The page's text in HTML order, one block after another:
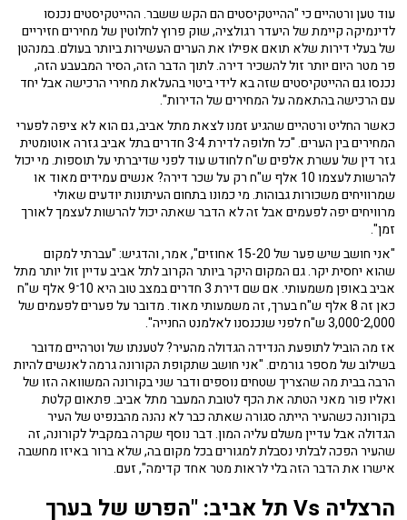
עוד טען ורטהיים כי "ההייטקיסטים הם הקש ששבר. ההייטקיסטים נכנסו
לדינמיקה קיימת של היעדר רגולציה, שוק פרוץ לחלוטין של מחירים חזיריים
של בעלי דירות שלא תואם אפילו את הערים העשירות ביותר בעולם. במנהטן
פר מטר היום יותר זול להשכיר דירה. לתוך הדבר הזה, הסיר המבעבע הזה,
נכנסו גם ההייטקיסטים שזה בא לידי ביטוי בהעלאת מחירי הרכישה אבל יחד
עם הרכישה בהתאמה על המחירים של הדירות".
כאשר החליט ורטהיים שהגיע זמנו לצאת מתל אביב, גם הוא לא ציפה לפערי
המחירים בין הערים. "כל חלופה לדירת 4־3 חדרים בתל אביב גזרה אוטומטית
גזר דין של עשרת אלפים ש"ח לחודש עוד לפני שדיברתי על תוספות. מי יכול
להרשות לעצמו 10 אלף ש"ח רק על שכר דירה? אנשים עמידים מאוד או
שמרוויחים משכורות גבוהות. מי כמונו בתחום העיתונות יודעים שאולי
מרוויחים יפה לפעמים אבל זה לא הדבר שאתה יכול להרשות לעצמך לאורך
זמן".
"אני חושב שיש פער של 15-20 אחוזים", אמר, והדגיש: "עברתי למקום
שהוא יחסית יקר. גם המקום היקר ביותר הקרוב לתל אביב עדיין זול יותר מתל
אביב באופן משמעותי. אם שם דירת 3 חדרים במצב טוב היא 10־9 אלף ש"ח
כאן זה 8 אלף ש"ח בערך, זה משמעותי מאוד. מדובר על פערים לפעמים של
2,000־3,000 ש"ח לפני שנכנסנו לאלמנט החנייה".
אז מה הוביל לתופעת הנדידה הגדולה מהעיר? לטענתו של וטרהיים מדובר
בשילוב של מספר גורמים. "אני חושב שתקופת הקורונה גרמה לאנשים להיות
הרבה בבית מה שהצריך שטחים נוספים ודבר שני בקורונה המשוואה הזו של
ואליו פור מאני הטתה את הכף לטובת המעבר מתל אביב. פתאום קלטת
בקורונה כשהעיר הייתה סגורה שאתה כבר לא נהנה מהבנפיט של העיר
הגדולה אבל עדיין משלם עליה המון. דבר נוסף שקרה במקביל לקורונה, זה
שהעיר הפכה לבלתי נסבלת למגורים בכל מקום בה, שלא ברור באיזו מחשבה
אישרו את הדבר הזה בלי לראות מטר אחד קדימה", זעם.
הרצליה Vs תל אביב: "הפרש של בערך